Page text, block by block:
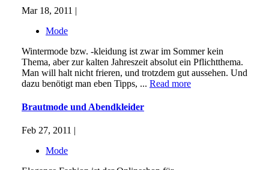
Mar 18, 2011 |
Mode
Wintermode bzw. -kleidung ist zwar im Sommer kein
Thema, aber zur kalten Jahreszeit absolut ein Pflichtthema.
Man will halt nicht frieren, und trotzdem gut aussehen. Und
dazu benötigt man eben Tipps, ... Read more
Brautmode und Abendkleider
Feb 27, 2011 |
Mode